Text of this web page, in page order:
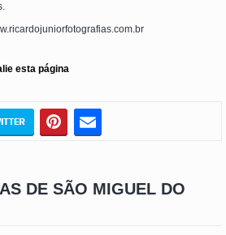
esta página
DE SÃO MIGUEL DO